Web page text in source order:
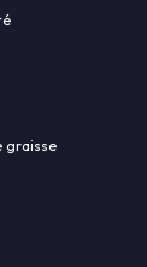
graisse